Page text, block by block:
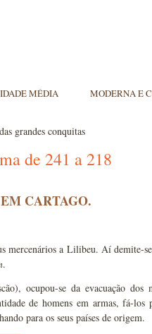
IDADE MÉDIA MODERNA E
grandes conquitas
de 241 a 218
CARTAGO.
mercenários a Lilibeu. Aí demite-
.
ocupou-se da evacuação dos
de homens em armas, fá-los
para os seus países de origem.